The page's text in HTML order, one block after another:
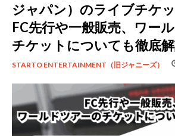
ジャパン）のライブチケ
FC先行や一般販売、ワー
チケットについても徹底
STARTO ENTERTAINMENT（旧ジャニーズ）